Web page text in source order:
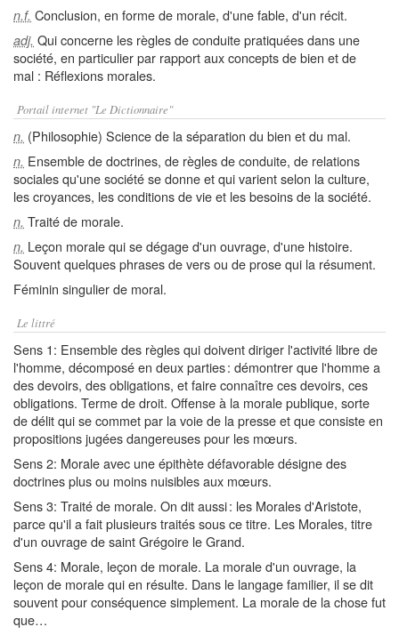
n.f. Conclusion, en forme de morale, d'une fable, d'un récit.
adj. Qui concerne les règles de conduite pratiquées dans une
société, en particulier par rapport aux concepts de bien et de
mal : Réflexions morales.
Portail internet "Le Dictionnaire"
n. (Philosophie) Science de la séparation du bien et du mal.
n. Ensemble de doctrines, de règles de conduite, de relations
sociales qu'une société se donne et qui varient selon la culture,
les croyances, les conditions de vie et les besoins de la société.
n. Traité de morale.
n. Leçon morale qui se dégage d'un ouvrage, d'une histoire.
Souvent quelques phrases de vers ou de prose qui la résument.
Féminin singulier de moral.
Le littré
Sens 1: Ensemble des règles qui doivent diriger l'activité libre de
l'homme, décomposé en deux parties : démontrer que l'homme a
des devoirs, des obligations, et faire connaître ces devoirs, ces
obligations. Terme de droit. Offense à la morale publique, sorte
de délit qui se commet par la voie de la presse et que consiste en
propositions jugées dangereuses pour les mœurs.
Sens 2: Morale avec une épithète défavorable désigne des
doctrines plus ou moins nuisibles aux mœurs.
Sens 3: Traité de morale. On dit aussi : les Morales d'Aristote,
parce qu'il a fait plusieurs traités sous ce titre. Les Morales, titre
d'un ouvrage de saint Grégoire le Grand.
Sens 4: Morale, leçon de morale. La morale d'un ouvrage, la
leçon de morale qui en résulte. Dans le langage familier, il se dit
souvent pour conséquence simplement. La morale de la chose fut
que…